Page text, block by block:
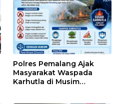
Polres Pemalang Ajak
Masyarakat Waspada
Karhutla di Musim